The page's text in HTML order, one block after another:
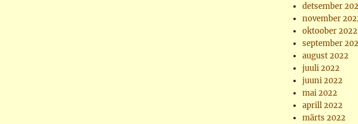
detsember
november
oktoober 2022
september
august 2022
juuli 2022
juuni 2022
mai 2022
aprill 2022
märts 2022